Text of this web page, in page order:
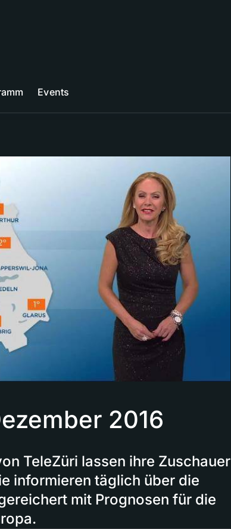
Events
2016
TeleZüri lassen ihre Zuschauer
informieren täglich über die
mit Prognosen für die